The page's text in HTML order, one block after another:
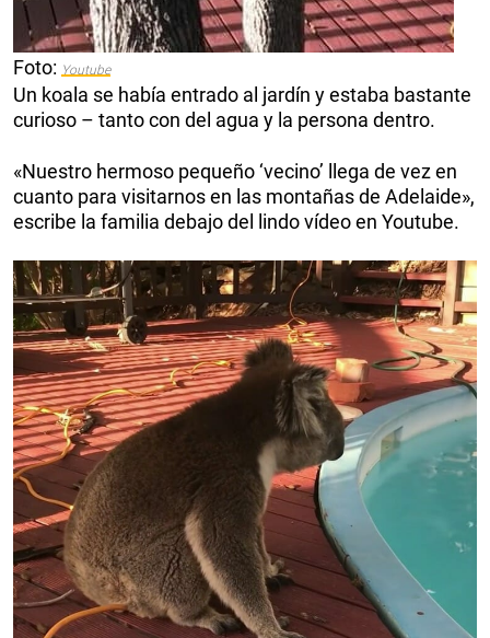
Foto: Youtube
Un koala se había entrado al jardín y estaba bastante
curioso – tanto con del agua y la persona dentro.
«Nuestro hermoso pequeño ‘vecino’ llega de vez en
cuanto para visitarnos en las montañas de Adelaide»,
escribe la familia debajo del lindo vídeo en Youtube.